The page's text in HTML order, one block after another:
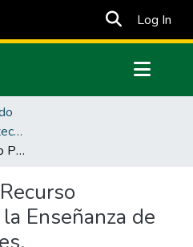
Log In
Maestría en Educación, tecnología e innovación.
Wordwall como Recurso Pedagógico para la Enseñanza de Ciencias Naturales.
Enseñanza de